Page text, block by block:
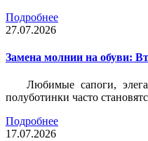
Подробнее
27.07.2026
Замена молнии на обуви:
Любимые сапоги,
полуботинки часто
Подробнее
17.07.2026